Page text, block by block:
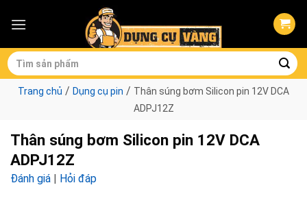
Tìm
kiếm:
Trang chủ / Dụng cụ pin / Thân súng bơm Silicon pin 12V DCA
ADPJ12Z
Thân súng bơm Silicon pin 12V DCA
ADPJ12Z
Đánh giá | Hỏi đáp